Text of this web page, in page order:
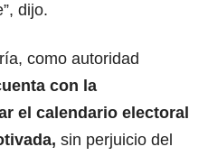
dijo.
como autoridad
con la
el calendario electoral
sin perjuicio del